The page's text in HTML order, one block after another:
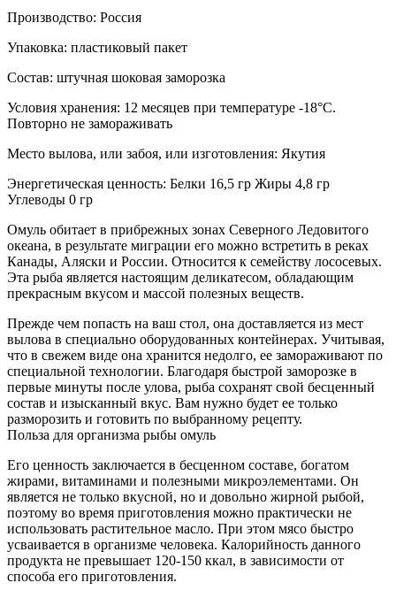
Производство: Россия
Упаковка: пластиковый пакет
Состав: штучная шоковая заморозка
Условия хранения: 12 месяцев при температуре -18°С.
Повторно не замораживать
Место вылова, или забоя, или изготовления: Якутия
Энергетическая ценность: Белки 16,5 гр Жиры 4,8 гр
Углеводы 0 гр
Омуль обитает в прибрежных зонах Северного Ледовитого
океана, в результате миграции его можно встретить в реках
Канады, Аляски и России. Относится к семейству лососевых.
Эта рыба является настоящим деликатесом, обладающим
прекрасным вкусом и массой полезных веществ.
Прежде чем попасть на ваш стол, она доставляется из мест
вылова в специально оборудованных контейнерах. Учитывая,
что в свежем виде она хранится недолго, ее замораживают по
специальной технологии. Благодаря быстрой заморозке в
первые минуты после улова, рыба сохранят свой бесценный
состав и изысканный вкус. Вам нужно будет ее только
разморозить и готовить по выбранному рецепту.
Польза для организма рыбы омуль
Его ценность заключается в бесценном составе, богатом
жирами, витаминами и полезными микроэлементами. Он
является не только вкусной, но и довольно жирной рыбой,
поэтому во время приготовления можно практически не
использовать растительное масло. При этом мясо быстро
усваивается в организме человека. Калорийность данного
продукта не превышает 120-150 ккал, в зависимости от
способа его приготовления.